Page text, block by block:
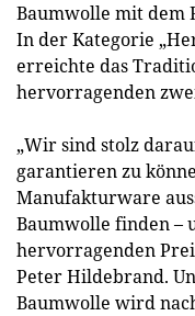
Baumwolle mit dem
In der Kategorie
erreichte das
hervorragenden
„Wir sind stolz
garantieren zu
Manufakturware
Baumwolle finden –
hervorragenden
Peter Hildebrand.
Baumwolle wird